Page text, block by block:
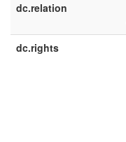
dc.relation
dc.rights